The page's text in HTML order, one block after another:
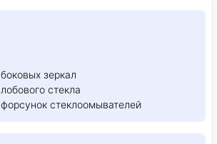
зеркал
стекла
стеклоомывателей